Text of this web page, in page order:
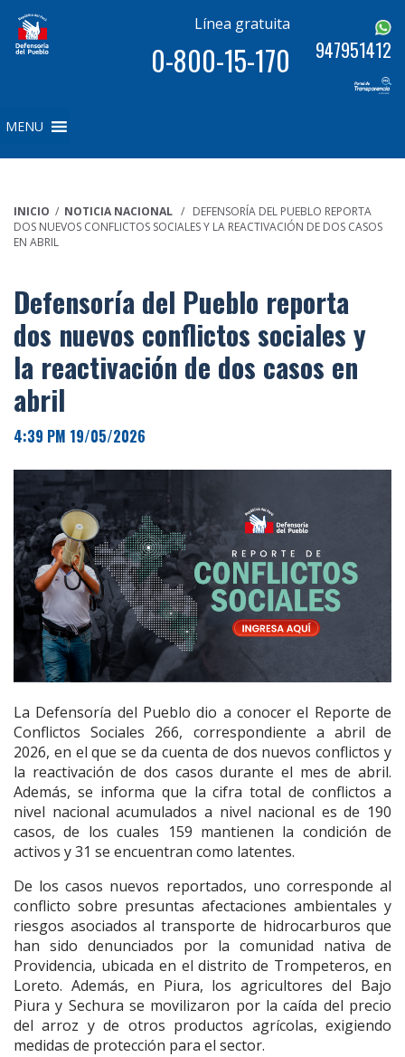
Línea gratuita
0-800-15-170 947951412
MENU
INICIO / NOTICIA NACIONAL / DEFENSORÍA DEL PUEBLO REPORTA
DOS NUEVOS CONFLICTOS SOCIALES Y LA REACTIVACIÓN DE DOS CASOS
EN ABRIL
Defensoría del Pueblo reporta
dos nuevos conflictos sociales y
la reactivación de dos casos en
abril
4:39 PM 19/05/2026
La Defensoría del Pueblo dio a conocer el Reporte de
Conflictos Sociales 266, correspondiente a abril de
2026, en el que se da cuenta de dos nuevos conflictos y
la reactivación de dos casos durante el mes de abril.
Además, se informa que la cifra total de conflictos a
nivel nacional acumulados a nivel nacional es de 190
casos, de los cuales 159 mantienen la condición de
activos y 31 se encuentran como latentes.
De los casos nuevos reportados, uno corresponde al
conflicto sobre presuntas afectaciones ambientales y
riesgos asociados al transporte de hidrocarburos que
han sido denunciados por la comunidad nativa de
Providencia, ubicada en el distrito de Trompeteros, en
Loreto. Además, en Piura, los agricultores del Bajo
Piura y Sechura se movilizaron por la caída del precio
del arroz y de otros productos agrícolas, exigiendo
medidas de protección para el sector.